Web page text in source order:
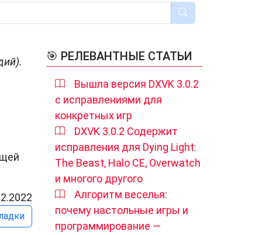
🎯 РЕЛЕВАНТНЫЕ СТАТЬИ
Вышла версия DXVK 3.0.2
с исправлениями для
конкретных игр
DXVK 3.0.2 Содержит
исправления для Dying Light:
The Beast, Halo CE, Overwatch
и многого другого
Алгоритм веселья:
почему настольные игры и
программирование —